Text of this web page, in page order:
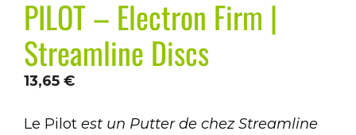
PILOT – Electron Firm |
Streamline Discs
13,65 €
Le Pilot est un Putter de chez Streamline